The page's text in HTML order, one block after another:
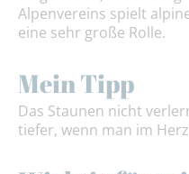
Alpenvereins spielt
eine sehr große Rolle.
Mein Tipp
Das Staunen nicht
tiefer, wenn man im